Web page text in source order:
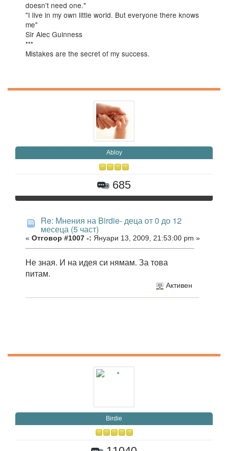
doesn't need one."
"I live in my own little world. But everyone there knows
me"
Sir Alec Guinness
***
Mistakes are the secret of my success.
Abloy
685
Re: Мнения на Birdie- деца от 0 до 12
месеца (5 част)
« Отговор #1007 -: Януари 13, 2009, 21:53:00 pm »
Не зная. И на идея си нямам. За това
питам.
Активен
Birdie